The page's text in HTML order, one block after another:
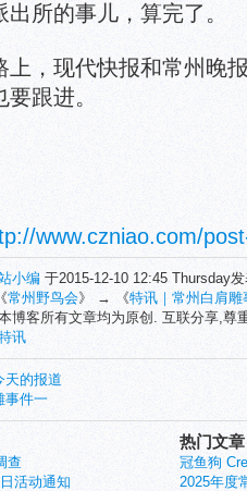
所的事儿，算完了。
上，现代快报和常州晚
跟进。
www.czniao.com/
小编 于2015-12-10 12:45 Thursday
常州野鸟会》 → 《特讯｜常州白肩雕
博客所有文章均为原创. 互联分享,尊
讯
天的报道
事件一
热门文章
冠鱼狗
2025年度
查
活动通知